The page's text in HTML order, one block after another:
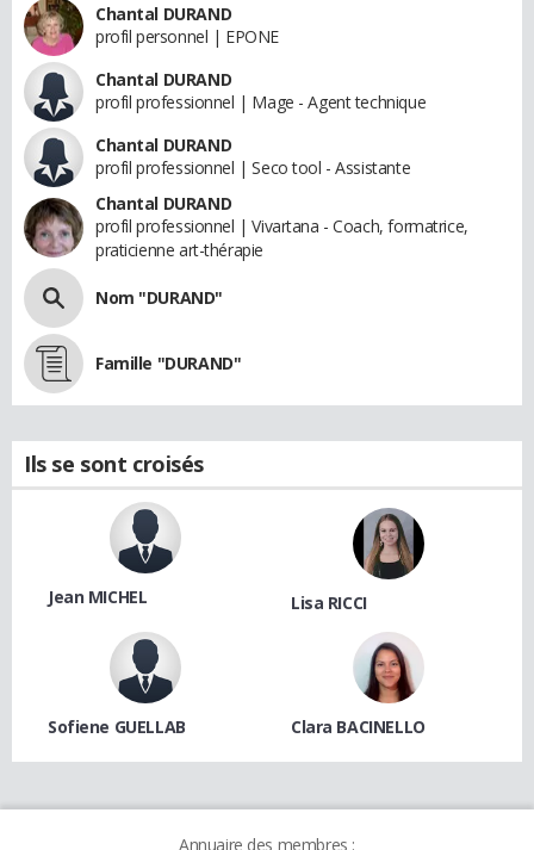
Chantal DURAND
profil personnel | EPONE
Chantal DURAND
profil professionnel | Mage - Agent technique
Chantal DURAND
profil professionnel | Seco tool - Assistante
Chantal DURAND
profil professionnel | Vivartana - Coach, formatrice,
praticienne art-thérapie
Nom "DURAND"
Famille "DURAND"
Ils se sont croisés
Jean MICHEL Lisa RICCI
Sofiene GUELLAB Clara BACINELLO
Annuaire des membres :